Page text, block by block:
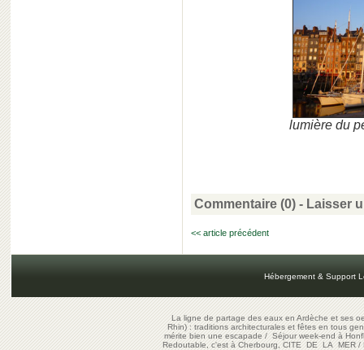
lumière du
Commentaire (0) - Laisser
<< article précédent
Hébergement & Support
La ligne de partage des eaux en Ardèche et ses
Rhin) : traditions architecturales et fêtes en tous
mérite bien une escapade/Séjour week-end à
Redoutable, c'est à Cherbourg, CITE DE LA MER/